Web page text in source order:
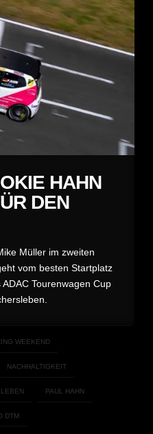
HAHN
DEN
Müller im zweiten
vom besten Startplatz
Tourenwagen Cup
WEEKEND
NACHHALTIGKEIT
PAUL HAHN
DTM